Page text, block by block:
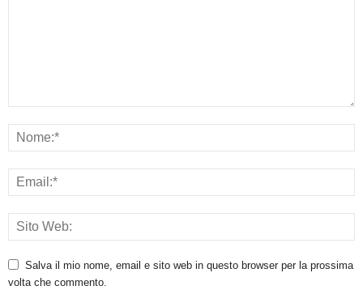
Salva il mio nome, email e sito web in questo browser per la prossima
volta che commento.